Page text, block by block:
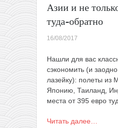
Азии и не
туда-обратно
16/08/2017
Нашли для вас
сэкономить (и
лазейку): полеты из
Японию, Таиланд,
места от 395 евро
Читать далее…